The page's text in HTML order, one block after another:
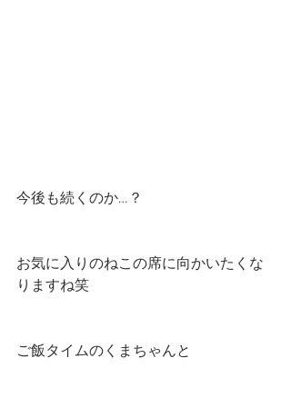
今後も続くのか…？
お気に入りのねこの席に向かいたくな
りますね笑
ご飯タイムのくまちゃんと